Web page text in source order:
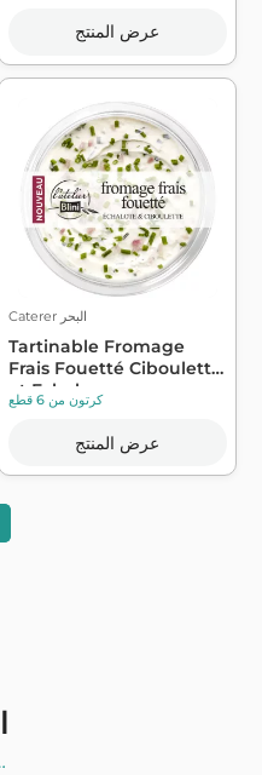
عرض المنتج
Caterer البحر
Tartinable Fromage
Frais Fouetté Ciboulette
et Echalo...
كرتون من 6 قطع
عرض المنتج